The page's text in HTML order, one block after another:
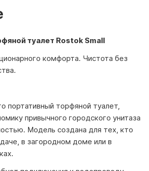
туалет Rostok Small
комфорта. Чистота без
портативный торфяной туалет,
привычного городского унитаза
Модель создана для тех, кто
в загородном доме или в